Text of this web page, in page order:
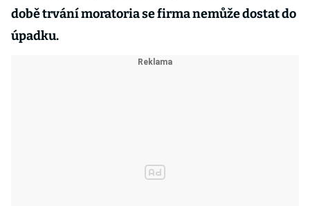
době trvání moratoria se firma nemůže dostat do
úpadku.